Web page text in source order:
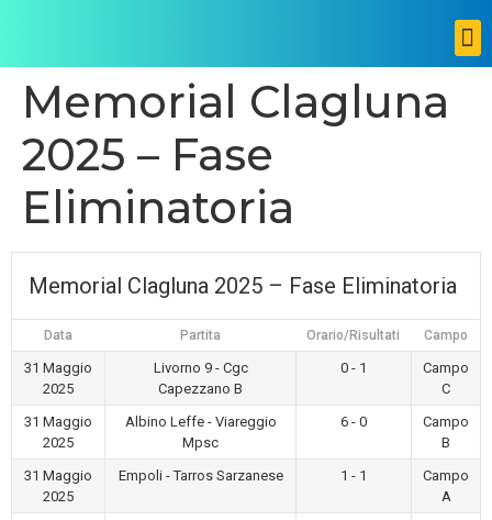
Memorial Clagluna
2025 – Fase
Eliminatoria
Memorial Clagluna 2025 – Fase Eliminatoria
Data Partita Orario/Risultati Campo
31 Maggio
2025
Livorno 9 - Cgc
Capezzano B
0 - 1
Campo
C
31 Maggio
2025
Albino Leffe - Viareggio
Mpsc
6 - 0
Campo
B
31 Maggio
2025
Empoli - Tarros Sarzanese 1 - 1
Campo
A